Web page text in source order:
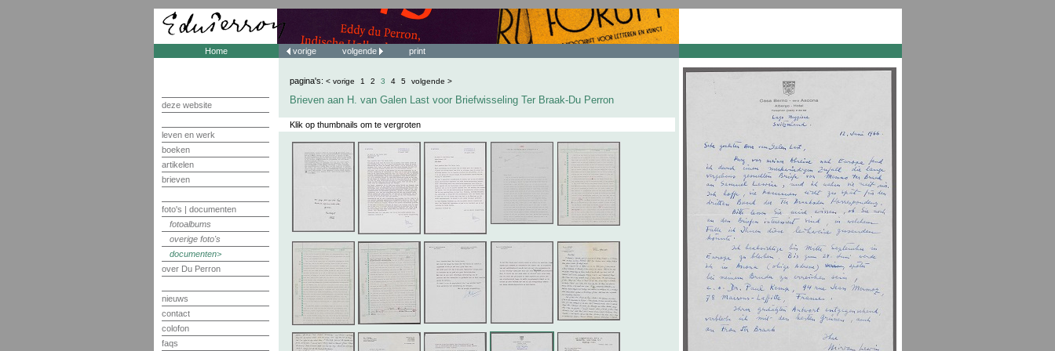
Home
deze website
leven en werk
boeken
artikelen
brieven
foto's | documenten
fotoalbums
overige foto's
documenten
over Du Perron
nieuws
contact
colofon
faqs
vorige volgende print
pagina's: < vorige 1 2 3 4 5 volgende >
Brieven aan H. van Galen Last voor Briefwisseling Ter Braak-Du Perron
Klik op thumbnails om te vergroten